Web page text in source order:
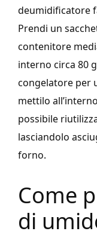
deumidificatore
Prendi un
contenitore
interno circa 80
congelatore per
mettilo
possibile
lasciandolo
forno.
Come
di